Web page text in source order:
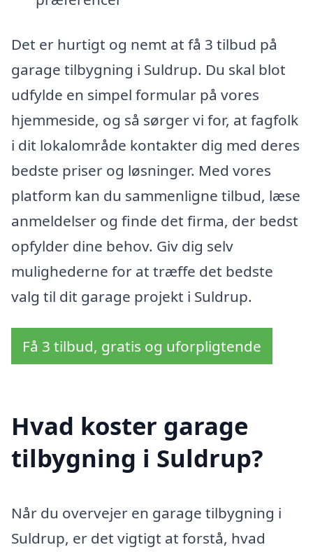
Det er hurtigt og nemt at få 3 tilbud på
garage tilbygning i Suldrup. Du skal blot
udfylde en simpel formular på vores
hjemmeside, og så sørger vi for, at fagfolk
i dit lokalområde kontakter dig med deres
bedste priser og løsninger. Med vores
platform kan du sammenligne tilbud, læse
anmeldelser og finde det firma, der bedst
opfylder dine behov. Giv dig selv
mulighederne for at træffe det bedste
valg til dit garage projekt i Suldrup.
Få 3 tilbud, gratis og uforpligtende
Hvad koster garage
tilbygning i Suldrup?
Når du overvejer en garage tilbygning i
Suldrup, er det vigtigt at forstå, hvad